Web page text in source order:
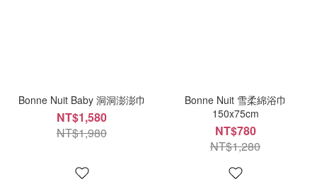
Bonne Nuit Baby 洞洞澎澎巾
NT$1,580
NT$1,980
Bonne Nuit 雪柔綿浴巾
150x75cm
NT$780
NT$1,280